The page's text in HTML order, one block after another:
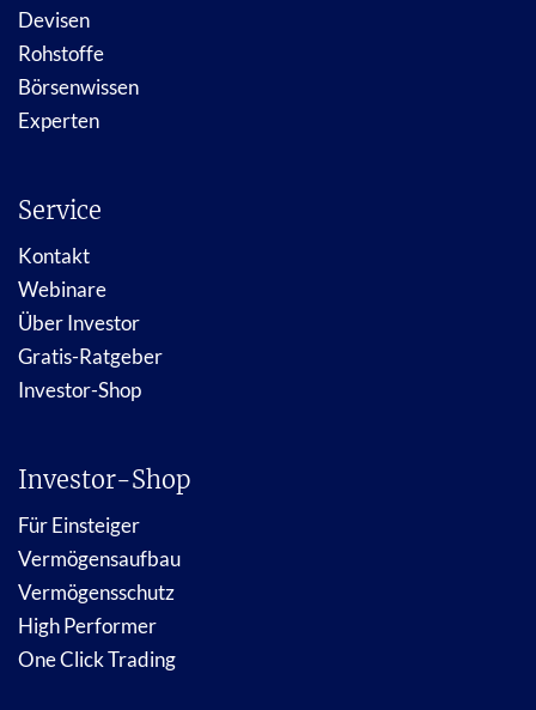
Devisen
Rohstoffe
Börsenwissen
Experten
Service
Kontakt
Webinare
Über Investor
Gratis-Ratgeber
Investor-Shop
Investor-Shop
Für Einsteiger
Vermögensaufbau
Vermögensschutz
High Performer
One Click Trading